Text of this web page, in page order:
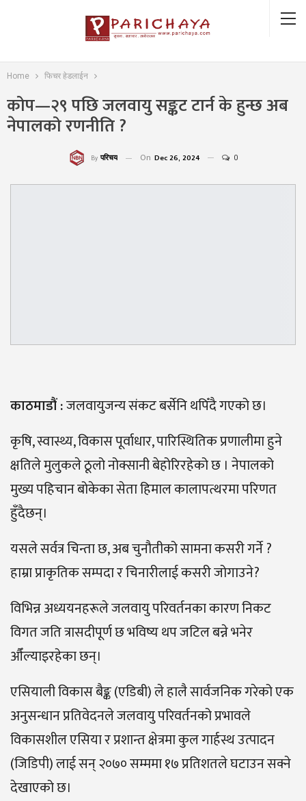
Home फिचर हेडलाईन
कोप—२९ पछि जलवायु सङ्कट टार्न के हुन्छ अब
नेपालको रणनीति ?
By परिचय On Dec 26, 2024 0
काठमाडौं :जलवायुजन्य संकट बर्सेनि थपिँदै गएको छ।
कृषि, स्वास्थ्य, विकास पूर्वाधार, पारिस्थितिक प्रणालीमा हुने
क्षतिले मुलुकले ठूलो नोक्सानी बेहोरिरहेको छ । नेपालको
मुख्य पहिचान बोकेका सेता हिमाल कालापत्थरमा परिणत
हुँदैछन्।
यसले सर्वत्र चिन्ता छ, अब चुनौतीको सामना कसरी गर्ने ?
हाम्रा प्राकृतिक सम्पदा र चिनारीलाई कसरी जोगाउने?
विभिन्न अध्ययनहरूले जलवायु परिवर्तनका कारण निकट
विगत जति त्रासदीपूर्ण छ भविष्य थप जटिल बन्ने भनेर
औँल्याइरहेका छन्।
एसियाली विकास बैङ्क (एडिबी) ले हालै सार्वजनिक गरेको एक
अनुसन्धान प्रतिवेदनले जलवायु परिवर्तनको प्रभावले
विकासशील एसिया र प्रशान्त क्षेत्रमा कुल गार्हस्थ उत्पादन
(जिडिपी) लाई सन् २०७० सम्ममा १७ प्रतिशतले घटाउन सक्ने
देखाएको छ।